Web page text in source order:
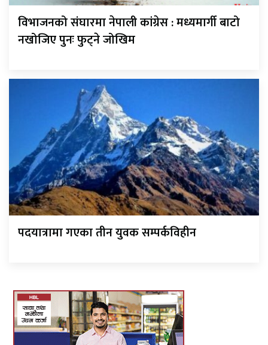
विभाजनको संघारमा नेपाली कांग्रेस : मध्यमार्गी बाटो
नखोजिए पुनः फुट्ने जोखिम
पदयात्रामा गएका तीन युवक सम्पर्कविहीन